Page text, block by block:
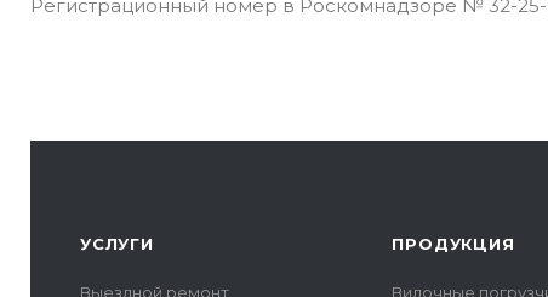
Регистрационный номер в Роскомнадзоре № 32-25-
УСЛУГИ
Выездной ремонт
ПРОДУКЦИЯ
Вилочные